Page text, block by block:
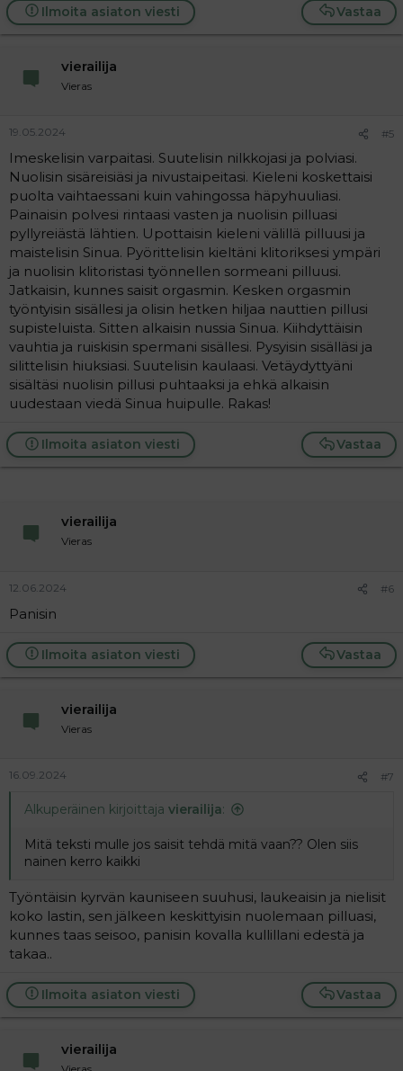
Vastaa
Ilmoita asiaton viesti
vierailija
Vieras
19.05.2024 #5
Imeskelisin varpaitasi. Suutelisin nilkkojasi ja polviasi.
Nuolisin sisäreisiäsi ja nivustaipeitasi. Kieleni koskettaisi
puolta vaihtaessani kuin vahingossa häpyhuuliasi.
Painaisin polvesi rintaasi vasten ja nuolisin pilluasi
pyllyreiästä lähtien. Upottaisin kieleni välillä pilluusi ja
maistelisin Sinua. Pyörittelisin kieltäni klitoriksesi ympäri
ja nuolisin klitoristasi työnnellen sormeani pilluusi.
Jatkaisin, kunnes saisit orgasmin. Kesken orgasmin
työntyisin sisällesi ja olisin hetken hiljaa nauttien pillusi
supisteluista. Sitten alkaisin nussia Sinua. Kiihdyttäisin
vauhtia ja ruiskisin spermani sisällesi. Pysyisin sisälläsi ja
silittelisin hiuksiasi. Suutelisin kaulaasi. Vetäydyttyäni
sisältäsi nuolisin pillusi puhtaaksi ja ehkä alkaisin
uudestaan viedä Sinua huipulle. Rakas!
Vastaa
Ilmoita asiaton viesti
vierailija
Vieras
12.06.2024 #6
Panisin
Vastaa
Ilmoita asiaton viesti
vierailija
Vieras
16.09.2024 #7
Alkuperäinen kirjoittaja vierailija:
Mitä teksti mulle jos saisit tehdä mitä vaan?? Olen siis
nainen kerro kaikki
Työntäisin kyrvän kauniseen suuhusi, laukeaisin ja nielisit
koko lastin, sen jälkeen keskittyisin nuolemaan pilluasi,
kunnes taas seisoo, panisin kovalla kullillani edestä ja
takaa..
Vastaa
Ilmoita asiaton viesti
vierailija
Vieras